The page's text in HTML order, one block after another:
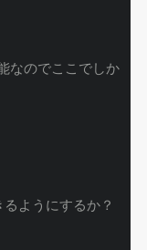
なのでここでしか
ようにするか？